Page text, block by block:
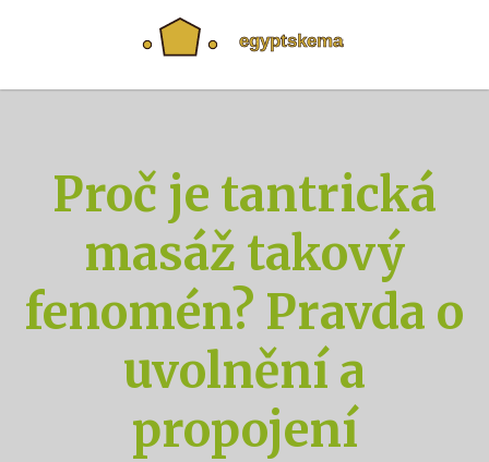
Proč je tantrická
masáž takový
fenomén? Pravda o
uvolnění a
propojení